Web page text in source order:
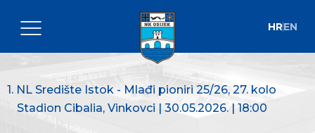
HREN
1. NL Središte Istok - Mlađi pioniri 25/26, 27. kolo
Stadion Cibalia, Vinkovci | 30.05.2026. | 18:00